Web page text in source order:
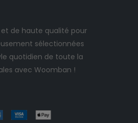
de haute qualité pour
sélectionnées
quotidien de toute la
avec Woomban !